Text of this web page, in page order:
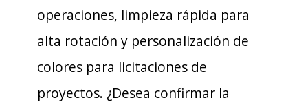
operaciones, limpieza rápida para
alta rotación y personalización de
colores para licitaciones de
proyectos. ¿Desea confirmar la